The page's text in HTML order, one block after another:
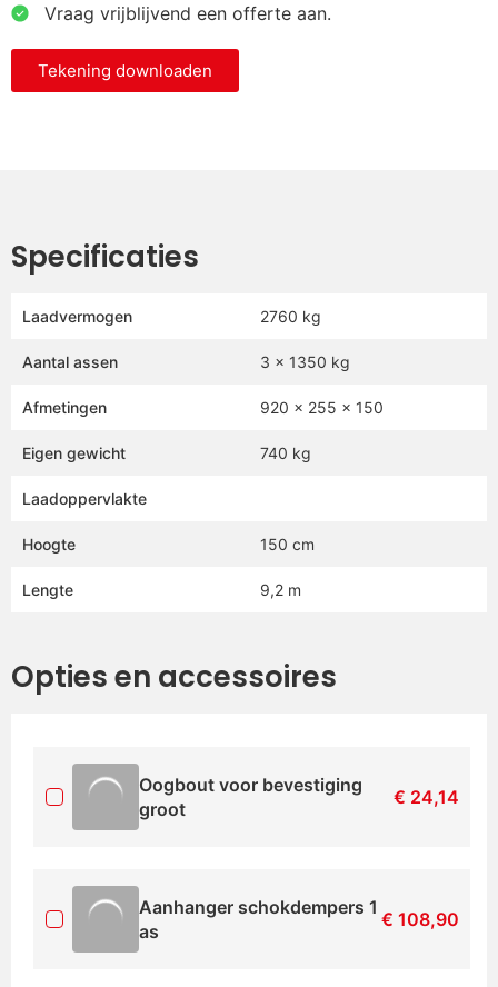
⁠ ⁠Vraag vrijblijvend een offerte aan.
Tekening downloaden
Specificaties
Laadvermogen 2760 kg
Aantal assen 3 x 1350 kg
Afmetingen 920 x 255 x 150
Eigen gewicht 740 kg
Laadoppervlakte
Hoogte 150 cm
Lengte 9,2 m
Opties en accessoires
Oogbout voor bevestiging
groot
€ 24,14
Aanhanger schokdempers 1
as
€ 108,90